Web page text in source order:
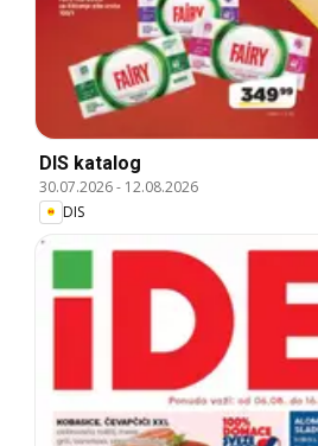
DIS katalog
30.07.2026- 12.08.2026
DIS